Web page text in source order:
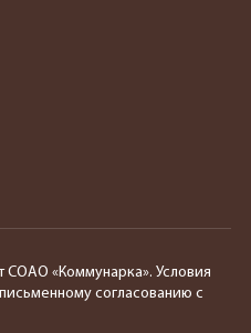
СОАО «Коммунарка». Условия
согласованию с